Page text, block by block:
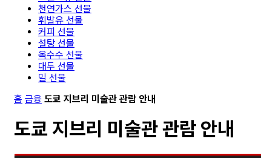
천연가스 선물
휘발유 선물
커피 선물
설탕 선물
옥수수 선물
대두 선물
밀 선물
홈 금융 도쿄 지브리 미술관 관람 안내
도쿄 지브리 미술관 관람 안내